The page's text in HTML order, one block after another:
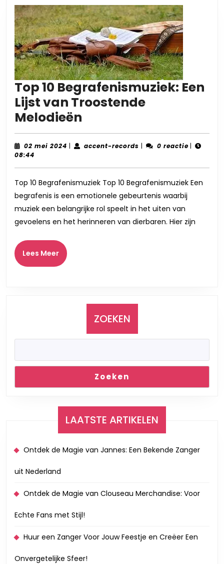
Top 10 Begrafenismuziek: Een
Lijst van Troostende
Melodieën
10
Begrafenismuziek:
Lijst
van
Troostende
Melodieën
02 mei 2024 02
| accent-records accent-
| 0 reactie |
08:44
Top 10 Begrafenismuziek Top 10 Begrafenismuziek Een
begrafenis is een emotionele gebeurtenis waarbij
muziek een belangrijke rol speelt in het uiten van
gevoelens en het herinneren van dierbaren. Hier zijn
Lees MeerLees
Meer
ZOEKEN
Zoeken
LAATSTE ARTIKELEN
Ontdek de Magie van Jannes: Een Bekende Zanger
uit Nederland
Ontdek de Magie van Clouseau Merchandise: Voor
Echte Fans met Stijl!
Huur een Zanger Voor Jouw Feestje en Creëer Een
Onvergetelijke Sfeer!